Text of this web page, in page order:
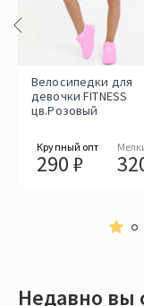
Велосипедки для
девочки FITNESS
цв.Розовый
Крупный опт
290 ₽
Недавно вы